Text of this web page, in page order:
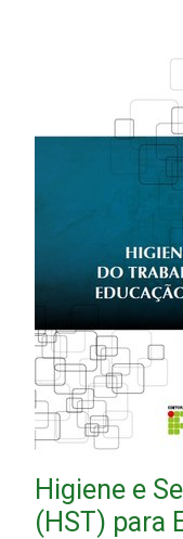
Higiene e
(HST) para